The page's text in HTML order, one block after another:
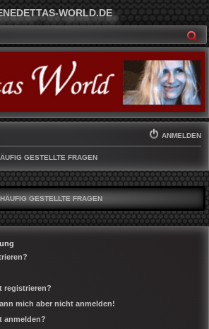
WORLD.DE
ANMELDEN
GESTELLTE FRAGEN
HÄUFIG GESTELLTE FRAGEN
registrieren?
mich aber nicht anmelden!
anmelden?